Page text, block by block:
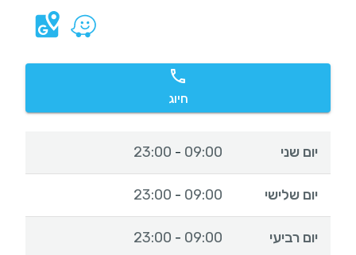
חיוג
יום שני 09:00
-
23:00
יום שלישי 09:00
-
23:00
יום רביעי 09:00
-
23:00